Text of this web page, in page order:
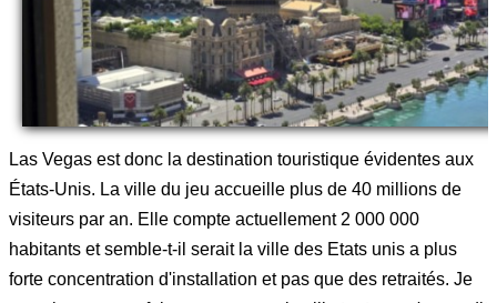
Las Vegas est donc la destination touristique évidentes aux
États-Unis. La ville du jeu accueille plus de 40 millions de
visiteurs par an. Elle compte actuellement 2 000 000
habitants et semble-t-il serait la ville des Etats unis a plus
forte concentration d'installation et pas que des retraités. Je